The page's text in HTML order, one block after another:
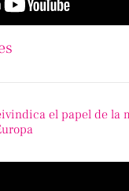
el papel de la